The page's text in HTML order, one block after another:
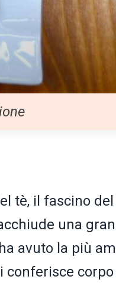
tè, il fascino
una
avuto la più
conferisce corpo